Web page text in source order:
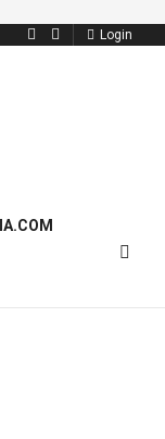
Login